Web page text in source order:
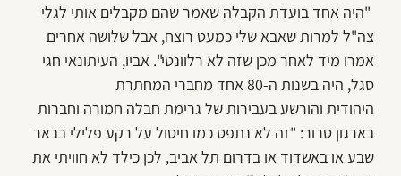
"היה אחד בועדת הקבלה שאמר שהם מקבלים אותי לגלי
צה"ל למרות שאבא שלי כמעט רוצח, אבל שלושה אחרים
אמרו מיד לאחר מכן שזה לא רלוונטי". אביו, העיתונאי חגי
סגל, היה בשנות ה-80 אחד מחברי המחתרת
היהודית והורשע בעבירות של גרימת חבלה חמורה וחברות
בארגון טרור: "זה לא נתפס כמו חיסול על רקע פלילי בבאר
שבע או באשדוד או בדרום תל אביב, לכן כילד לא חוויתי את